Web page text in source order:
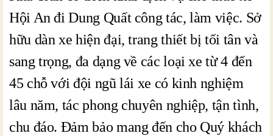
Hội An đi Dung Quất công tác, làm việc. Sở
hữu dàn xe hiện đại, trang thiết bị tối tân và
sang trọng, đa dạng về các loại xe từ 4 đến
45 chỗ với đội ngũ lái xe có kinh nghiệm
lâu năm, tác phong chuyên nghiệp, tận tình,
chu đáo. Đảm bảo mang đến cho Quý khách